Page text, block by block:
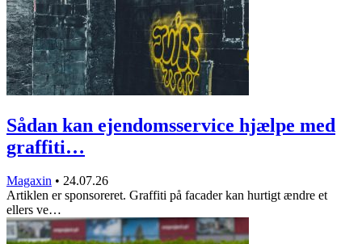
Sådan kan ejendomsservice hjælpe med
graffiti…
Magaxin • 24.07.26
Artiklen er sponsoreret. Graffiti på facader kan hurtigt ændre et
ellers ve…